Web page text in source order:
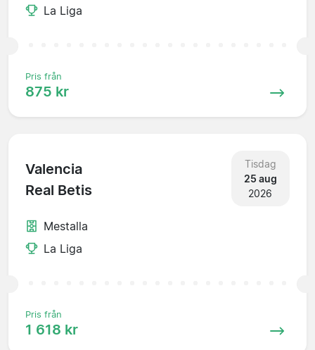
La Liga
Pris från
875 kr
Valencia
Real Betis
Tisdag
25 aug
2026
Mestalla
La Liga
Pris från
1 618 kr